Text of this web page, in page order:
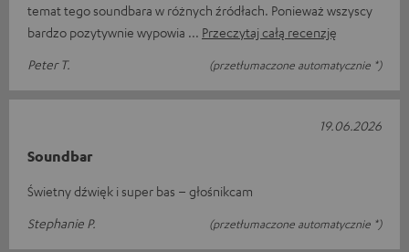
temat tego soundbara w różnych źródłach. Ponieważ wszyscy
bardzo pozytywnie wypowia
Przeczytaj całą recenzję
Peter T.
(przetłumaczone automatycznie *)
Soundbar
Świetny dźwięk i super bas – głośnikcam
Stephanie P.
(przetłumaczone automatycznie *)
19.06.2026